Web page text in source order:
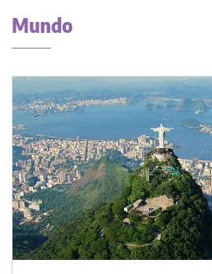
Mundo